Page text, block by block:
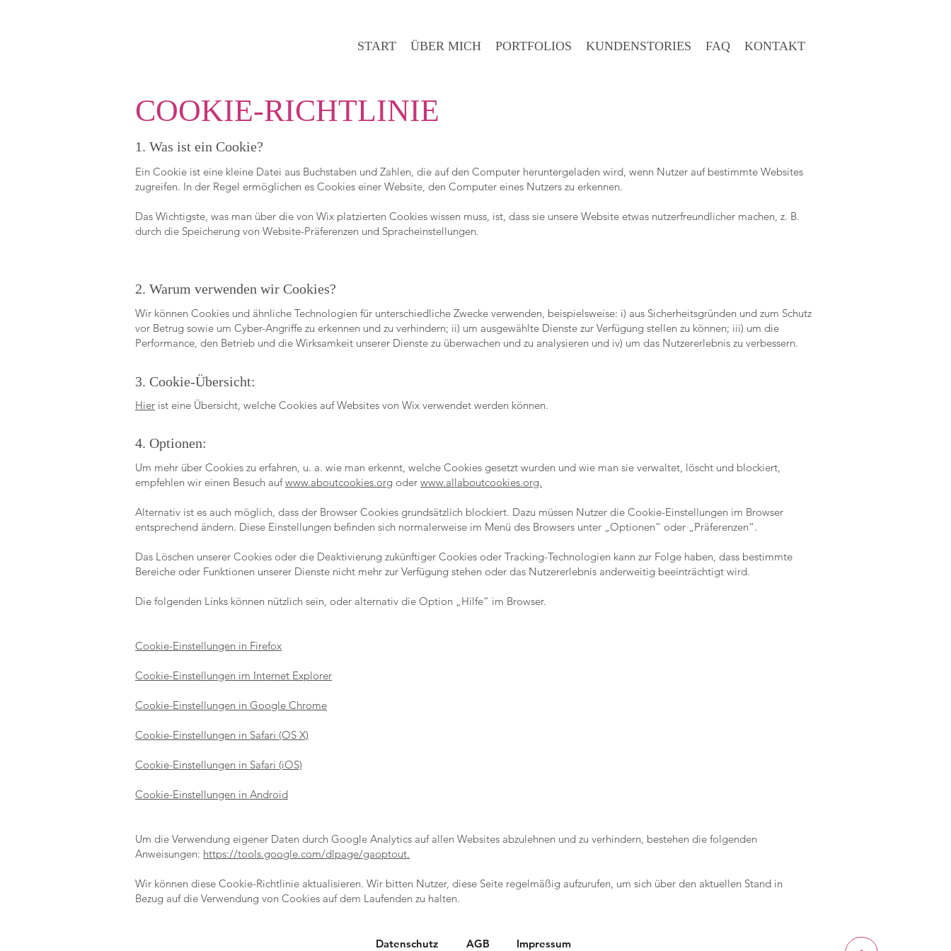
START ÜBER MICH PORTFOLIOS KUNDENSTORIES FAQ KONTAKT
COOKIE-RICHTLINIE
1. Was ist ein Cookie?
Ein Cookie ist eine kleine Datei aus Buchstaben und Zahlen, die auf den Computer heruntergeladen wird, wenn Nutzer auf bestimmte Websites
zugreifen. In der Regel ermöglichen es Cookies einer Website, den Computer eines Nutzers zu erkennen.
Das Wichtigste, was man über die von Wix platzierten Cookies wissen muss, ist, dass sie unsere Website etwas nutzerfreundlicher machen, z. B.
durch die Speicherung von Website-Präferenzen und Spracheinstellungen.
2. Warum verwenden wir Cookies?
Wir können Cookies und ähnliche Technologien für unterschiedliche Zwecke verwenden, beispielsweise: i) aus Sicherheitsgründen und zum Schutz
vor Betrug sowie um Cyber-Angriffe zu erkennen und zu verhindern; ii) um ausgewählte Dienste zur Verfügung stellen zu können; iii) um die
Performance, den Betrieb und die Wirksamkeit unserer Dienste zu überwachen und zu analysieren und iv) um das Nutzererlebnis zu verbessern.
3. Cookie-Übersicht:
Hier ist eine Übersicht, welche Cookies auf Websites von Wix verwendet werden können.
4. Optionen:
Um mehr über Cookies zu erfahren, u. a. wie man erkennt, welche Cookies gesetzt wurden und wie man sie verwaltet, löscht und blockiert,
empfehlen wir einen Besuch aufwww.aboutcookies.org oder www.allaboutcookies.org.
Alternativ ist es auch möglich, dass der Browser Cookies grundsätzlich blockiert. Dazu müssen Nutzer die Cookie-Einstellungen im Browser
entsprechend ändern. Diese Einstellungen befinden sich normalerweise im Menü des Browsers unter „Optionen“ oder „Präferenzen“.
Das Löschen unserer Cookies oder die Deaktivierung zukünftiger Cookies oder Tracking-Technologien kann zur Folge haben, dass bestimmte
Bereiche oder Funktionen unserer Dienste nicht mehr zur Verfügung stehen oder das Nutzererlebnis anderweitig beeinträchtigt wird.
Die folgenden Links können nützlich sein, oder alternativ die Option „Hilfe“ im Browser.
Cookie-Einstellungen in Firefox
Cookie-Einstellungen im Internet Explorer
Cookie-Einstellungen in Google Chrome
Cookie-Einstellungen in Safari (OS X)
Cookie-Einstellungen in Safari (iOS)
Cookie-Einstellungen in Android
Um die Verwendung eigener Daten durch Google Analytics auf allen Websites abzulehnen und zu verhindern, bestehen die folgenden
Anweisungen: https://tools.google.com/dlpage/gaoptout.
Wir können diese Cookie-Richtlinie aktualisieren. Wir bitten Nutzer, diese Seite regelmäßig aufzurufen, um sich über den aktuellen Stand in
Bezug auf die Verwendung von Cookies auf dem Laufenden zu halten.
Datenschutz AGB Impressum